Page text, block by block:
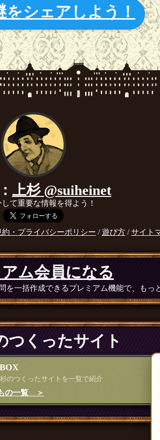
をシェアしよう！
上杉 @suiheinet
て重要な情報を得よう！
約・プライバシーポリシー /遊び方 /サイト
ム会員になる
一括作成できるプレミアム機能で、もっ
つくったサイト
のつくったサイトを一覧で紹介
の一覧 ＞